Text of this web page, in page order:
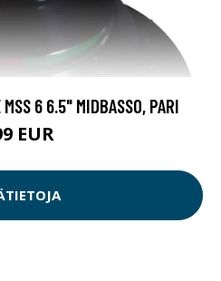
6 6.5" MIDBASSO, PARI
EUR